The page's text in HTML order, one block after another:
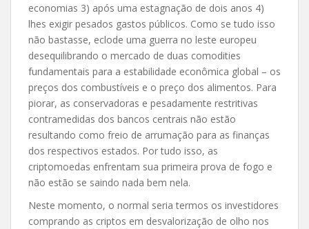
economias 3) após uma estagnação de dois anos 4)
lhes exigir pesados gastos públicos. Como se tudo isso
não bastasse, eclode uma guerra no leste europeu
desequilibrando o mercado de duas comodities
fundamentais para a estabilidade econômica global – os
preços dos combustíveis e o preço dos alimentos. Para
piorar, as conservadoras e pesadamente restritivas
contramedidas dos bancos centrais não estão
resultando como freio de arrumação para as finanças
dos respectivos estados. Por tudo isso, as
criptomoedas enfrentam sua primeira prova de fogo e
não estão se saindo nada bem nela.
Neste momento, o normal seria termos os investidores
comprando as criptos em desvalorização de olho nos